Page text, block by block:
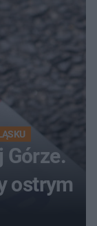
Górze.
ostrym